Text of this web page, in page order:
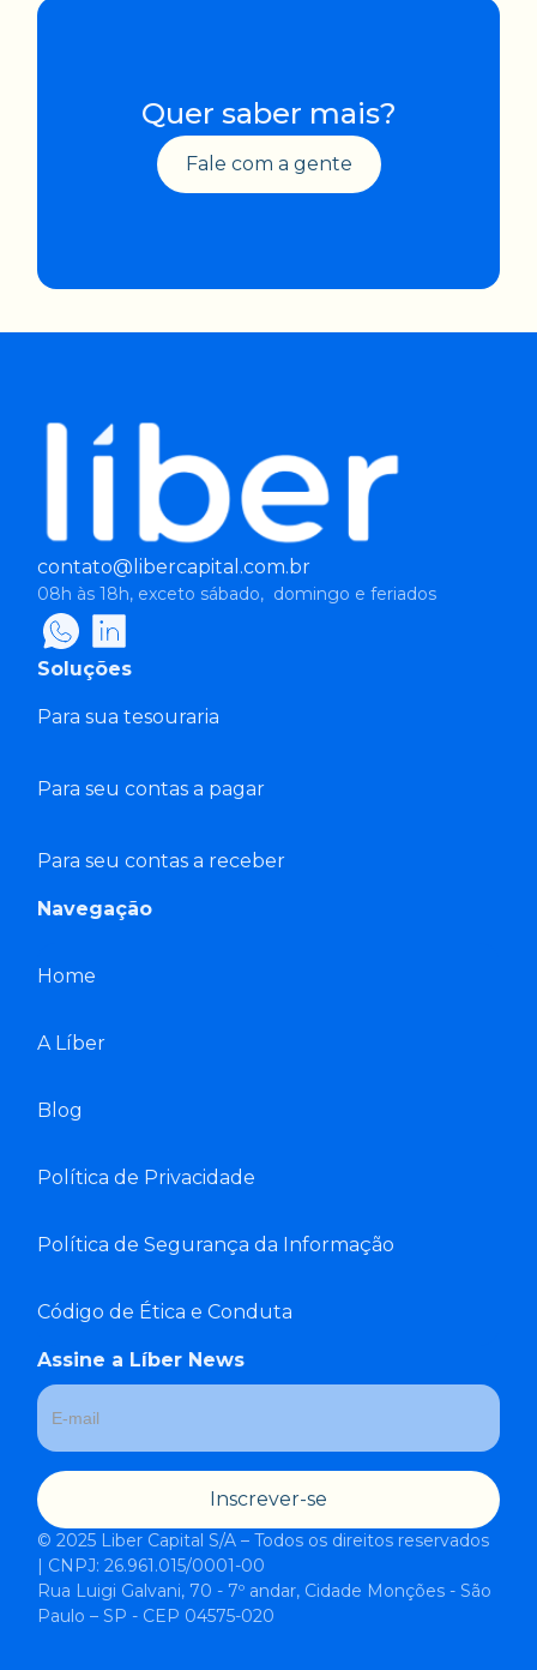
Quer saber mais?
Fale com a gente
contato@libercapital.com.br
08h às 18h, exceto sábado, domingo e feriados
Soluções
Para sua tesouraria
Para seu contas a pagar
Para seu contas a receber
Navegação
Home
A Líber
Blog
Política de Privacidade
Política de Segurança da Informação
Código de Ética e Conduta
Assine a Líber News
© 2025 Liber Capital S/A – Todos os direitos reservados
| CNPJ: 26.961.015/0001-00
Rua Luigi Galvani, 70 - 7º andar, Cidade Monções - São
Paulo – SP - CEP 04575-020